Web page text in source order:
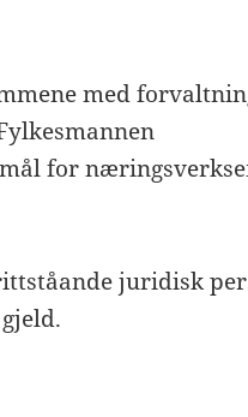
med
for
juridisk